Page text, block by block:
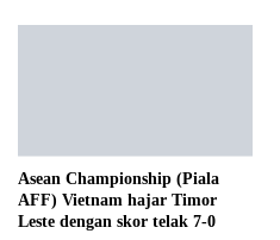
Asean Championship (Piala
AFF) Vietnam hajar Timor
Leste dengan skor telak 7-0